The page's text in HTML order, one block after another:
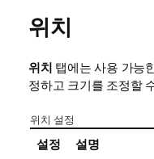
위치
위치 탭에는 사용 가능
정하고 크기를 조정할
위치 설정
설정 설명